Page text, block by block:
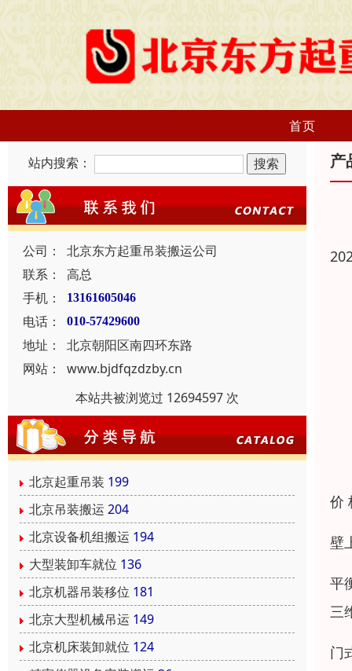
首页
站内搜索：
公司：
北京东方起重吊装搬运公司
联系：
高总
手机：
13161605046
电话： 010-57429600
地址：
北京朝阳区南四环东路
网站：
www.bjdfqzdzby.cn
本站共被浏览过 12694597 次
北京起重吊装 199
北京吊装搬运 204
北京设备机组搬运 194
大型装卸车就位 136
北京机器吊装移位 181
北京大型机械吊运 149
北京机床装卸就位 124
产
价
壁
平
三
门